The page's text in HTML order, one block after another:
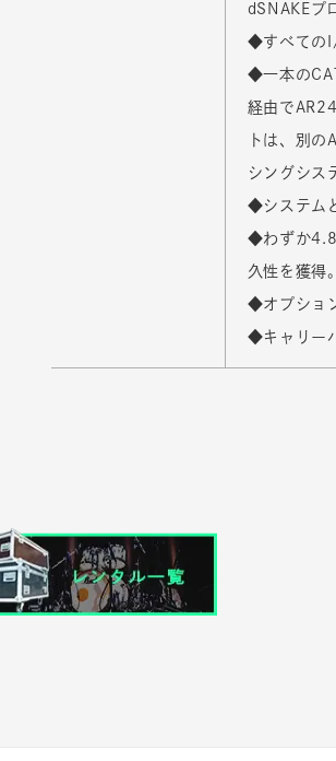
dSNAKEプ
◆すべてのI/
◆一本の
経由で
トは、別
シングシス
◆システム
◆わずか
久性を獲得。
◆オプショ
◆キャリー